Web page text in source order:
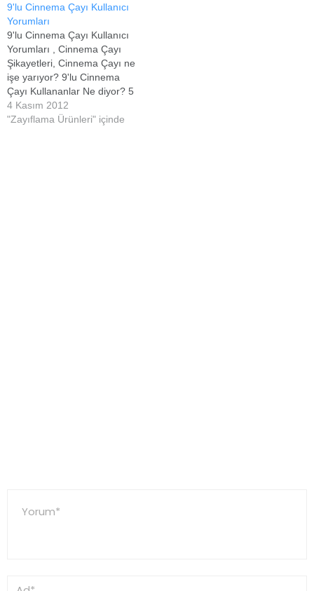
9'lu Cinnema Çayı Kullanıcı
Yorumları
9'lu Cinnema Çayı Kullanıcı
Yorumları , Cinnema Çayı
Şikayetleri, Cinnema Çayı ne
işe yarıyor? 9'lu Cinnema
Çayı Kullananlar Ne diyor? 5
Ayda 36 kilo verdiren
cinnema bitkisinden oluşan
4 Kasım 2012
"Zayıflama Ürünleri" içinde